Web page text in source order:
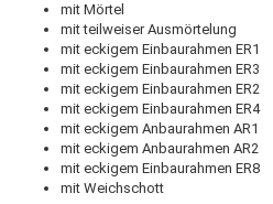
mit Mörtel
mit teilweiser Ausmörtelung
mit eckigem Einbaurahmen ER1
mit eckigem Einbaurahmen ER3
mit eckigem Einbaurahmen ER2
mit eckigem Einbaurahmen ER4
mit eckigem Anbaurahmen AR1
mit eckigem Anbaurahmen AR2
mit eckigem Einbaurahmen ER8
mit Weichschott